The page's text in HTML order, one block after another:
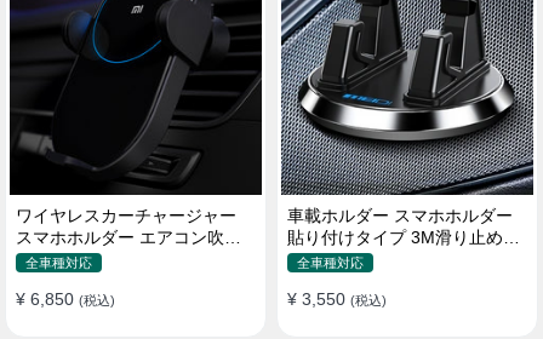
ワイヤレスカーチャージャー
スマホホルダー エアコン吹き
出し口/ 貼り付け
全車種対応
¥ 6,850 (税込)
車載ホルダー スマホホルダー
貼り付けタイプ 3M滑り止めシ
リコンパッド 全機種
全車種対応
¥ 3,550 (税込)